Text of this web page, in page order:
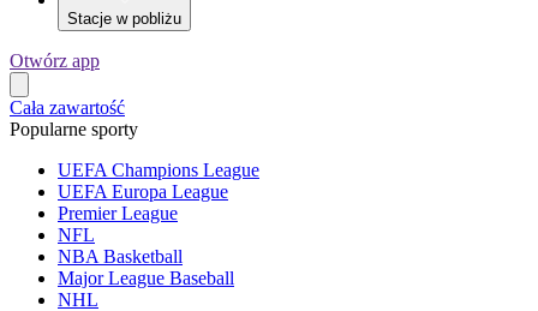
Stacje w pobliżu
Otwórz app
Cała zawartość
Popularne sporty
UEFA Champions League
UEFA Europa League
Premier League
NFL
NBA Basketball
Major League Baseball
NHL